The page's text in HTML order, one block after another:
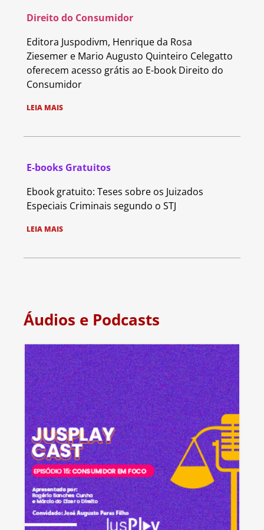
Direito do Consumidor
Editora Juspodivm, Henrique da Rosa
Ziesemer e Mario Augusto Quinteiro Celegatto
oferecem acesso grátis ao E-book Direito do
Consumidor
LEIA MAIS
E-books Gratuitos
Ebook gratuito: Teses sobre os Juizados
Especiais Criminais segundo o STJ
LEIA MAIS
Áudios e Podcasts